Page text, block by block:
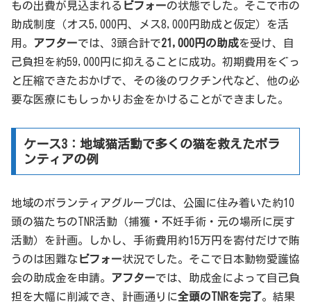
もの出費が見込まれる ビフォーの状態でした。そこで市の
助成制度（オス5,000円、メス8,000円助成と仮定）を活
用。 アフターでは、3頭合計で21,000円の助成を受け、自
己負担を約59,000円に抑えることに成功。初期費用をぐっ
と圧縮できたおかげで、その後のワクチン代など、他の必
要な医療にもしっかりお金をかけることができました。
ケース3：地域猫活動で多くの猫を救えたボラ
ンティアの例
地域のボランティアグループCは、公園に住み着いた約10
頭の猫たちのTNR活動（捕獲・不妊手術・元の場所に戻す
活動）を計画。しかし、手術費用約15万円を寄付だけで賄
うのは困難な ビフォー状況でした。そこで日本動物愛護協
会の助成金を申請。 アフターでは、助成金によって自己負
担を大幅に削減でき、計画通りに全頭のTNRを完了。結果